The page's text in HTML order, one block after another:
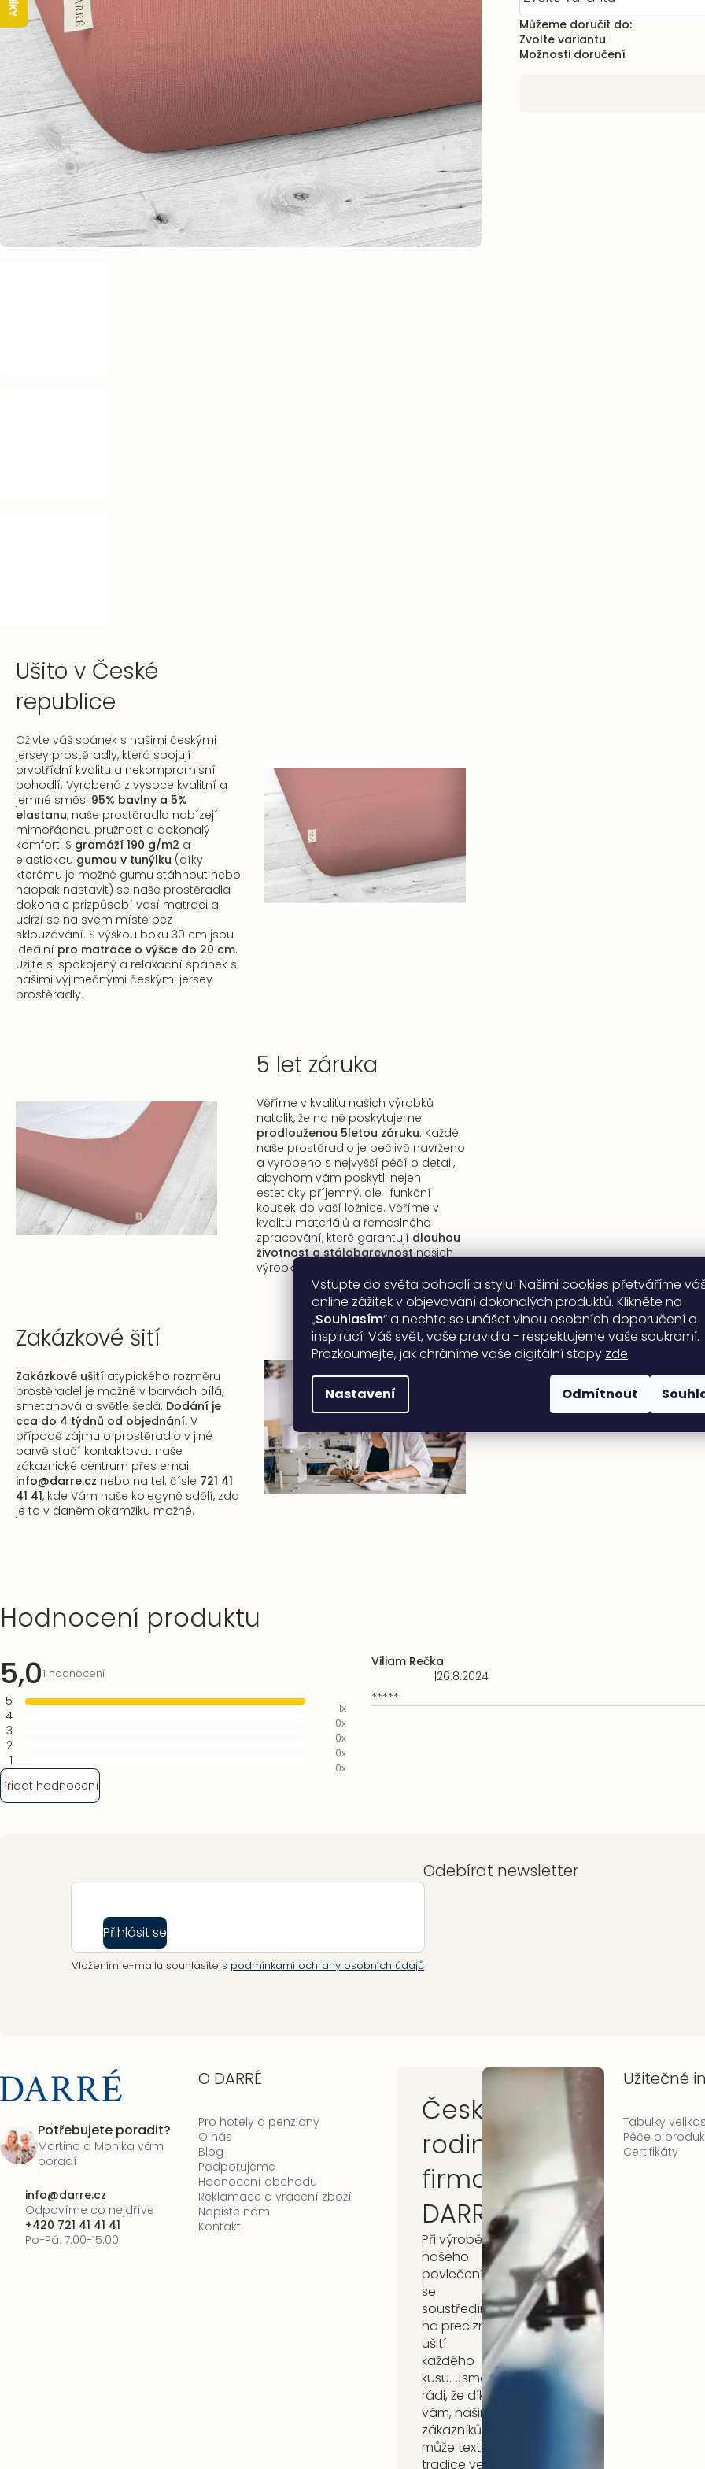
Vstupte do světa pohodlí a stylu! Našimi cookies přetváříme
online zážitek v objevování dokonalých produktů. Klikněte na
„Souhlasím“ a nechte se unášet vlnou osobních doporučení a
inspirací. Váš svět, vaše pravidla - respektujeme vaše soukromí.
Prozkoumejte, jak chráníme vaše digitální stopy zde.
Nastavení Odmítnout
Ušito v České
republice
Oživte váš spánek s našimi českými
jersey prostěradly, která spojují
prvotřídní kvalitu a nekompromisní
pohodlí. Vyrobená z vysoce kvalitní a
jemné směsi 95% bavlny a 5%
elastanu, naše prostěradla nabízejí
mimořádnou pružnost a dokonalý
komfort. S gramáží 190 g/m2 a
elastickou gumou v tunýlku (díky
kterému je možné gumu stáhnout nebo
naopak nastavit) se naše prostěradla
dokonale přizpůsobí vaší matraci a
udrží se na svém místě bez
sklouzávání. S výškou boku 30 cm jsou
ideální pro matrace o výšce do 20 cm.
Užijte si spokojený a relaxační spánek s
našimi výjimečnými českými jersey
prostěradly.
5 let záruka
Věříme v kvalitu našich výrobků
natolik, že na ně poskytujeme
prodlouženou 5letou záruku. Každé
naše prostěradlo je pečlivě navrženo
a vyrobeno s nejvyšší péčí o detail,
abychom vám poskytli nejen
esteticky příjemný, ale i funkční
kousek do vaší ložnice. Věříme v
kvalitu materiálů a řemeslného
zpracování, které garantují dlouhou
životnost a stálobarevnostnašich
výrobků.
Zakázkové šití
Zakázkové ušití atypického rozměru
prostěradel je možné v barvách bílá,
smetanová a světle šedá. Dodání je
cca do 4 týdnů od objednání. V
případě zájmu o prostěradlo v jiné
barvě stačí kontaktovat naše
zákaznické centrum přes email
info@darre.cz nebo na tel. čísle 721 41
41 41, kde Vám naše kolegyně sdělí, zda
je to v daném okamžiku možné.
Můžeme doručit do:
Zvolte variantu
Možnosti doručení
Hodnocení produktu
5,0Průměrné
produktu
hvězdiček.
1 hodnocení
5 1x
4 0x
3 0x
2 0x
1 0x
Přidat hodnocení
Výpis
Viliam Rečka
produktu
26.8.2024
*****
Potřebujete poradit?
Martina a Monika vám
poradí
info@darre.cz
Odpovíme co nejdříve
+420 721 41 41 41
Po-Pá: 7:00-15:00
Odebírat newsletter
Přihlásit se
Vložením e-mailu souhlasíte s podmínkami ochrany osobních údajů
O DARRÉ
Pro hotely a penziony
O nás
Blog
Podporujeme
Hodnocení obchodu
Reklamace a vrácení zboží
Napište nám
Kontakt
Česká
rodinná
firma
DARRÉ
Při výrobě
našeho
povlečení
se
soustředíme
na precizní
ušití
každého
kusu. Jsme
rádi, že díky
vám, našim
zákazníkům,
může textilní
tradice ve
Užitečné
Tabulky
Péče o
Certifikáty